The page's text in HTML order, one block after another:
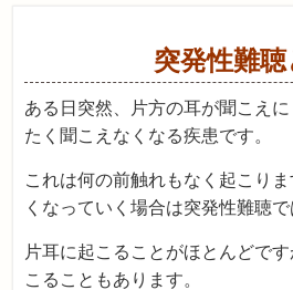
突発性難聴
ある日突然、片方の耳が聞こえ
たく聞こえなくなる疾患です。
これは何の前触れもなく起こり
くなっていく場合は突発性難聴で
片耳に起こることがほとんどで
こることもあります。